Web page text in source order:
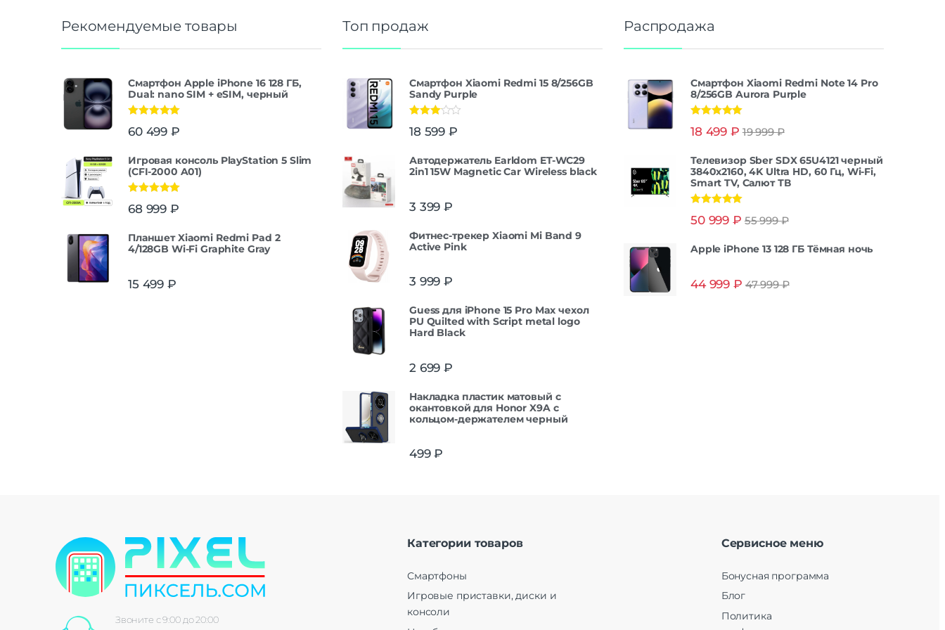
Рекомендуемые товары
Смартфон Apple iPhone 16 128 ГБ,
Dual: nano SIM + eSIM, черный
из 5
60 499 ₽
Игровая консоль PlayStation 5 Slim
(CFI-2000 A01)
из 5
68 999 ₽
Планшет Xiaomi Redmi Pad 2
4/128GB Wi-Fi Graphite Gray
15 499 ₽
Топ продаж
Смартфон Xiaomi Redmi 15 8/256GB
Sandy Purple
3.00из
18 599 ₽
Автодержатель Earldom ET-WC29
2in1 15W Magnetic Car Wireless black
3 399 ₽
Фитнес-трекер Xiaomi Mi Band 9
Active Pink
3 999 ₽
Guess для iPhone 15 Pro Max чехол
PU Quilted with Script metal logo
Hard Black
2 699 ₽
Накладка пластик матовый с
окантовкой для Honor X9A с
кольцом-держателем черный
499₽
Распродажа
Смартфон Xiaomi Redmi Note 14 Pro
8/256GB Aurora Purple
из 5
18 499 ₽ 19 999₽
Телевизор Sber SDX 65U4121 черный
3840x2160, 4K Ultra HD, 60 Гц, Wi-Fi,
Smart TV, Салют ТВ
из 5
50 999 ₽ 55 999₽
Apple iPhone 13 128 ГБ Тёмная ночь
44 999 ₽ 47 999₽
Звоните с 9:00 до 20:00
Категории товаров
Смартфоны
Игровые приставки, диски и
консоли
Сервисное меню
Бонусная программа
Блог
Политика